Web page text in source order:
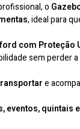
o
, ideal para
com Proteção
sem perder a
e
eventos, quintais